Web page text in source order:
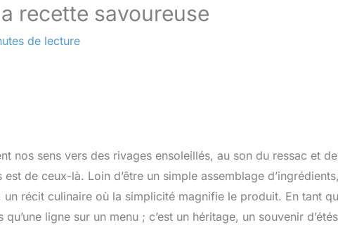
recette savoureuse
de lecture
nos sens vers des rivages ensoleillés, au son du ressac et
de ceux-là. Loin d’être un simple assemblage
récit culinaire où la simplicité magnifie le produit. En tant
ligne sur un menu ; c’est un héritage, un souvenir d’étés